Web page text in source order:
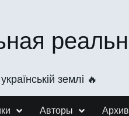
землі 🔥
Авторы Архив